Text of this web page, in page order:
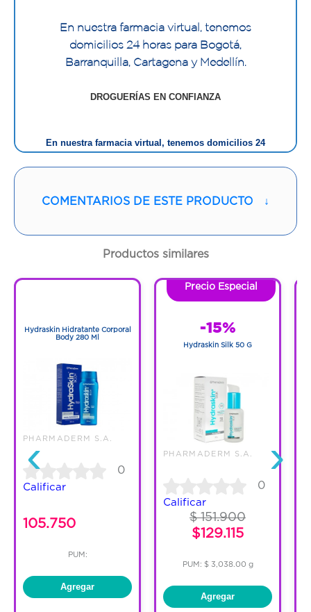
En nuestra farmacia virtual, tenemos
domicilios 24 horas para Bogotá,
Barranquilla, Cartagena y Medellín.
DROGUERÍAS EN CONFIANZA
En nuestra farmacia virtual, tenemos domicilios 24
antiirritante.
COMENTARIOS DE ESTE PRODUCTO ↓
Productos similares
‹
Hydraskin Hidratante Corporal
Body 280 Ml
PHARMADERM S.A.
0
Calificar
105.750
PUM:
Agregar
Precio Especial
-15%
Hydraskin Silk 50 G
PHARMADERM S.A.
0
Calificar
$ 151.900
$129.115
PUM: $ 3,038.00 g
Agregar
›